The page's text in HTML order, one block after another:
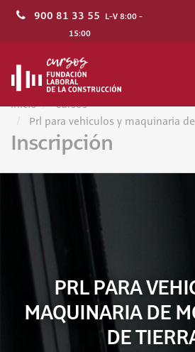
900 81 33 55 L-V 8:00 -
15:00
Inicio
Cursos
Prl para vehiculos y maquinaria
Inscripción
PRL PARA
MAQUINARIA DE
DE